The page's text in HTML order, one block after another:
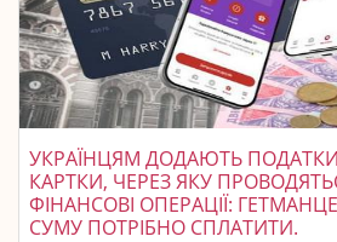
УКРАЇНЦЯМ ДОДАЮТЬ
КАРТКИ, ЧЕРЕЗ ЯКУ
ФІНАНСОВІ ОПЕРАЦІЇ:
СУМУ ПОТРІБНО СПЛАТИТИ.